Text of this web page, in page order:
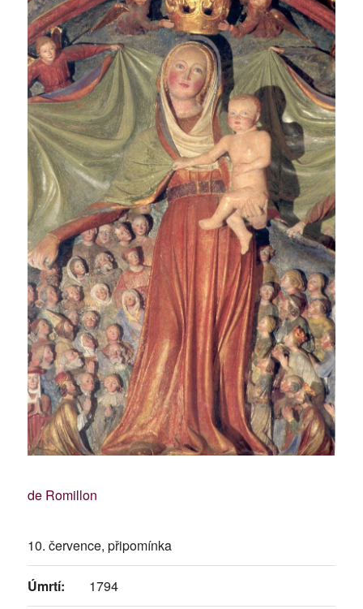
de Romillon
10. července, připomínka
Úmrtí: 1794